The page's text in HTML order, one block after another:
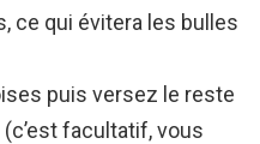
ce qui évitera les bulles
puis versez le reste
facultatif, vous